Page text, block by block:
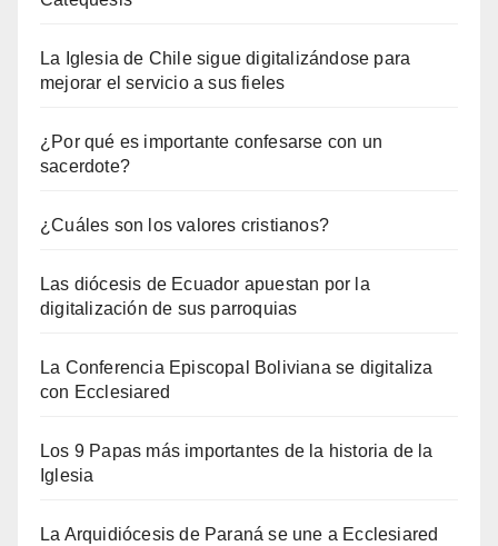
La Iglesia de Chile sigue digitalizándose para
mejorar el servicio a sus fieles
¿Por qué es importante confesarse con un
sacerdote?
¿Cuáles son los valores cristianos?
Las diócesis de Ecuador apuestan por la
digitalización de sus parroquias
La Conferencia Episcopal Boliviana se digitaliza
con Ecclesiared
Los 9 Papas más importantes de la historia de la
Iglesia
La Arquidiócesis de Paraná se une a Ecclesiared